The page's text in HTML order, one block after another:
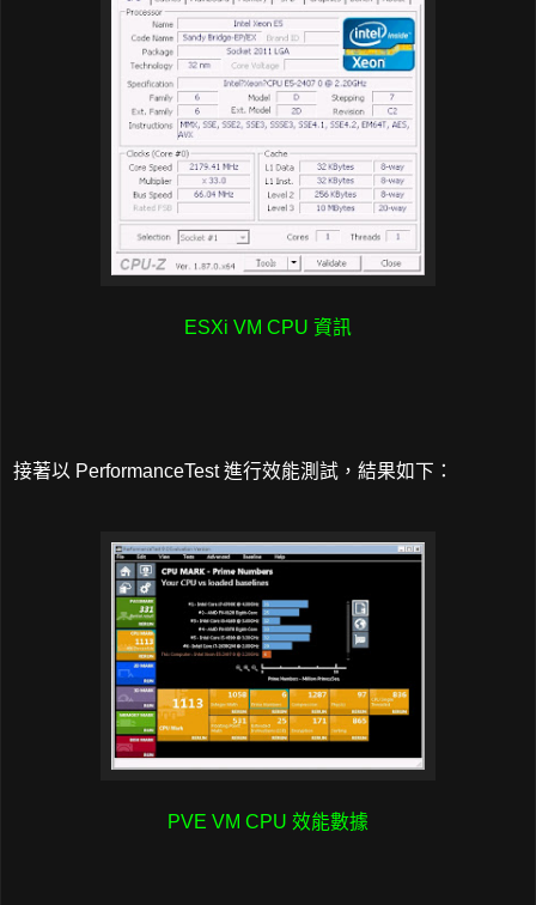
ESXi VM CPU 資訊
接著以 PerformanceTest 進行效能測試，結果如下：
PVE VM CPU 效能數據